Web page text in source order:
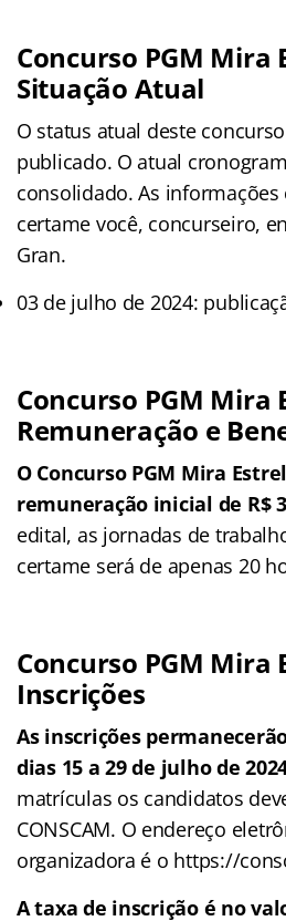
Concurso PGM Mira
Situação Atual
O status atual deste
publicado. O atual
consolidado. As
certame você, concurseiro,
Gran.
03 de julho de 2024:
Concurso PGM Mira
Remuneração e
O Concurso PGM Mira
remuneração inicial de R$
edital, as jornadas de
certame será de apenas 20
Concurso PGM Mira
Inscrições
As inscrições
dias 15 a 29 de julho de
matrículas os candidatos
CONSCAM. O endereço
organizadora é o https://
A taxa de inscrição é no